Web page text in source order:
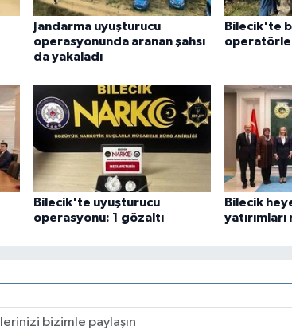
Jandarma uyuşturucu
operasyonunda aranan şahsı
da yakaladı
Bilecik'te
Bilecik'te uyuşturucu
operasyonu: 1 gözaltı
Bilecik
yatırımları